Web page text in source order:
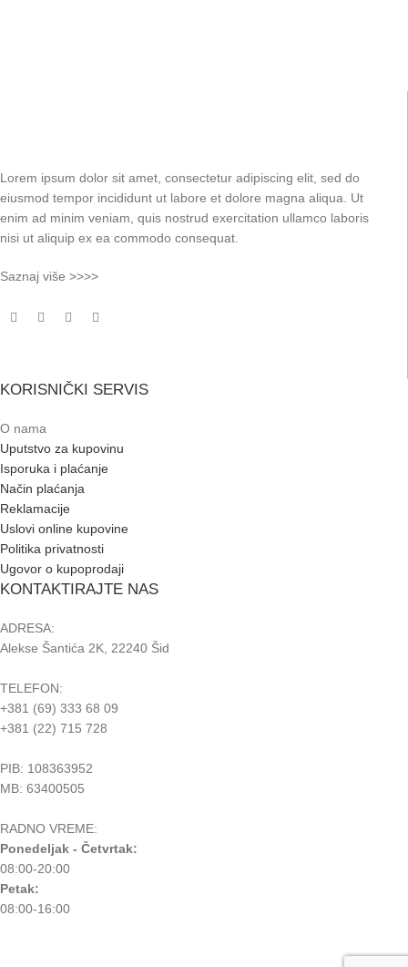
Lorem ipsum dolor sit amet, consectetur adipiscing elit, sed do
eiusmod tempor incididunt ut labore et dolore magna aliqua. Ut
enim ad minim veniam, quis nostrud exercitation ullamco laboris
nisi ut aliquip ex ea commodo consequat.
Saznaj više >>>>
KORISNIČKI SERVIS
O nama
Uputstvo za kupovinu
Isporuka i plaćanje
Način plaćanja
Reklamacije
Uslovi online kupovine
Politika privatnosti
Ugovor o kupoprodaji
KONTAKTIRAJTE NAS
ADRESA:
Alekse Šantića 2K, 22240 Šid
TELEFON:
+381 (69) 333 68 09
+381 (22) 715 728
PIB: 108363952
MB: 63400505
RADNO VREME:
Ponedeljak - Četvrtak:
08:00-20:00
Petak:
08:00-16:00